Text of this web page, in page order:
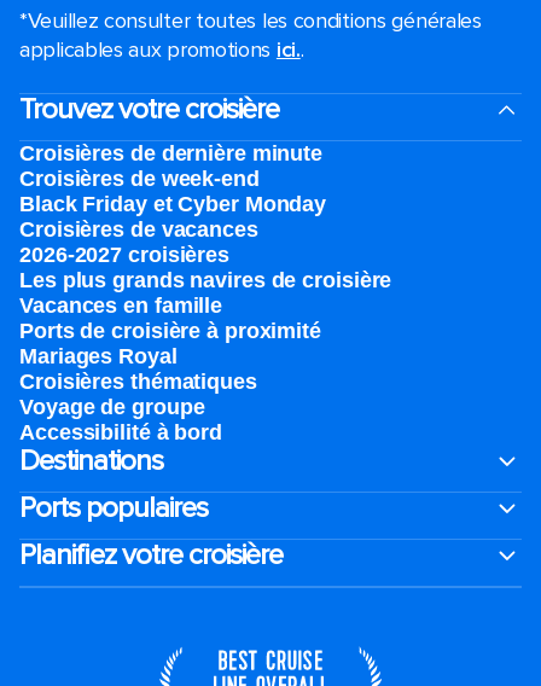
*Veuillez consulter toutes les conditions générales
applicables aux promotions ici..
Trouvez votre croisière
Croisières de dernière minute
Croisières de week-end
Black Friday et Cyber Monday
Croisières de vacances
2026-2027 croisières
Les plus grands navires de croisière
Vacances en famille
Ports de croisière à proximité
Mariages Royal
Croisières thématiques
Voyage de groupe​
Accessibilité à bord​
Destinations
Ports populaires
Planifiez votre croisière